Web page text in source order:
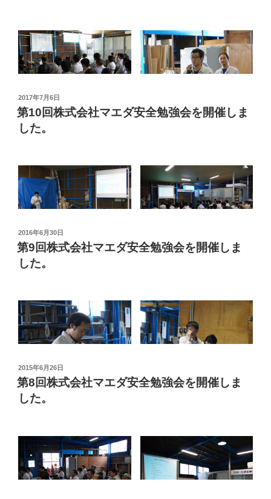
・先入観 ・見落とし ・判断ミス ・注意力の低
下 ・手抜き
を確認でき、人間はミスをする生き物という事を再認識
しました。
最後に2023年度の全国安全週間スローガンである「高め
る意識と安全行動 築こうみんなの ゼロ災職場」を全員
今年は高齢化がテーマとなり「みんなで進める高齢化へ
高齢化に伴う身体能力の低下を自覚することから始ま
り、若者も含めた職場全体の問題であることを理解し、
それに対応する環境の改善が必要ということと、普段か
らの体づくりも大切であるということ、などを勉強しま
最後に2019年度の全国安全週間スローガンである「新た
な時代にPDCA みんなで築こう ゼロ災職場」を全員で唱
今年は高齢化がテーマとなり「みんなで進める高齢化へ
高齢化に伴う身体能力の低下を自覚することから始ま
り、若者も含めた職場全体の問題であることを理解し、
それに対応する環境の改善が必要ということと、普段か
らの体づくりも大切であるということ、などを勉強しま
投
稿
日:
2017年7月6日
第10回株式会社マエダ安全勉強会を開催しま
した。
今年は、メンタルヘルス、ストレスコントロールについ
てがテーマとなりました。
投
稿
日:
2016年6月30日
第9回株式会社マエダ安全勉強会を開催しま
した。
投
稿
日:
2015年6月26日
第8回株式会社マエダ安全勉強会を開催しま
した。